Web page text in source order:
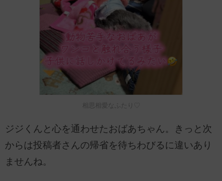
相思相愛なふたり♡
ジジくんと心を通わせたおばあちゃん。きっと次
からは投稿者さんの帰省を待ちわびるに違いあり
ませんね。